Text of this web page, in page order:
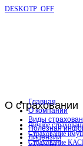
DESKOTP_OFF
О страховании
Личное
Страхование
Страхование
Главная
О компании
Виды
Полезная
Лицензии